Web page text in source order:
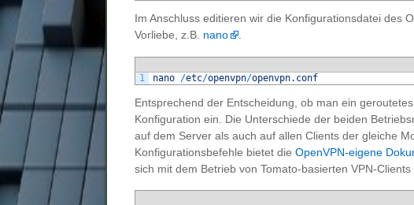
Im Anschluss editieren wir die Konfigurationsdatei des
Vorliebe, z.B. nano
1 nano /etc/openvpn/openvpn. conf
Entsprechend der Entscheidung, ob man ein
Konfiguration ein. Die Unterschiede der beiden
auf dem Server als auch auf allen Clients der gleiche
Konfigurationsbefehle bietet dieOpenVPN-eigene
sich mit dem Betrieb von Tomato-basierten VPN-